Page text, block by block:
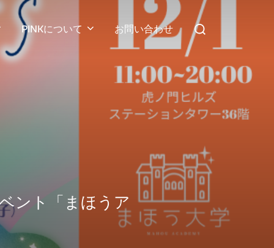
PINKについて お問い合わせ
検
索
対
象:
ント「まほうア